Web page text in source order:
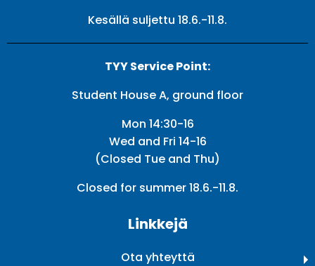
Kesällä suljettu 18.6.-11.8.
TYY Service Point:
Student House A, ground floor
Mon 14:30-16
Wed and Fri 14-16
(Closed Tue and Thu)
Closed for summer 18.6.-11.8.
Linkkejä
Ota yhteyttä